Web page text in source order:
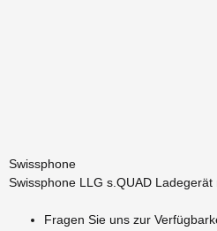
Swissphone
Swissphone LLG s.QUAD Ladegerät
Fragen Sie uns zur